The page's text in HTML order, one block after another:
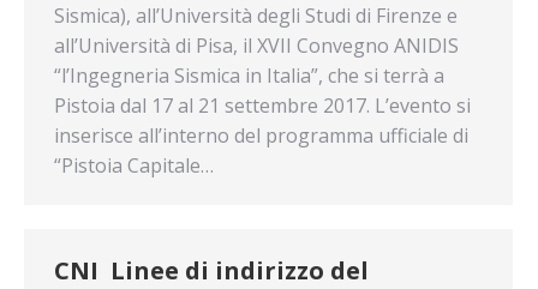
Sismica), all’Università degli Studi di Firenze e
all’Università di Pisa, il XVII Convegno ANIDIS
“l’Ingegneria Sismica in Italia”, che si ter­rà a
Pistoia dal 17 al 21 settembre 2017. L’evento si
inserisce all’interno del programma ufficiale di
“Pistoia Capitale…
CNI  Linee di indirizzo del